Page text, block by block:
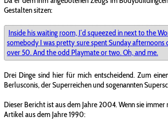
Gestalten sitzen:
Inside his waiting room, I’d squeezed in next to the
somebody I was pretty sure spent Sunday afternoons
over 50. And the odd Playmate or two. Oh, and me.
Drei Dinge sind hier für mich entscheidend. Zum
Berlusconis, der Superreichen und sogenannten
Dieser Bericht ist aus dem Jahre 2004. Wenn sie
Artikel aus dem Jahre 1990: